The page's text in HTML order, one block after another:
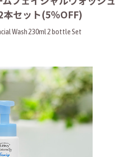
セット(5％OFF)
Wash 230ml 2 bottle Set